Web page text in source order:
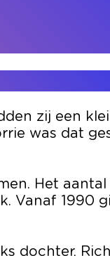
zij een
was dat
Het
Vanaf 1990
dochter,